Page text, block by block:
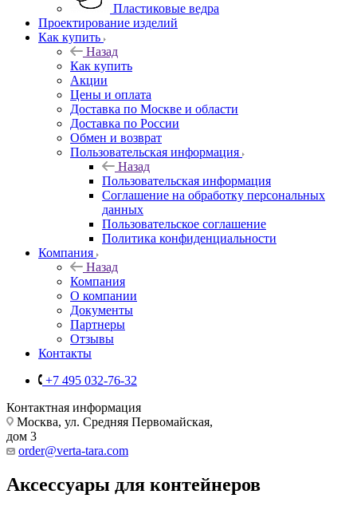
Пластиковые ведра
Проектирование изделий
Как купить
Назад
Как купить
Акции
Цены и оплата
Доставка по Москве и области
Доставка по России
Обмен и возврат
Пользовательская информация
Назад
Пользовательская информация
Соглашение на обработку персональных
данных
Пользовательское соглашение
Политика конфиденциальности
Компания
Назад
Компания
О компании
Документы
Партнеры
Отзывы
Контакты
+7 495 032-76-32
Контактная информация
Москва, ул. Средняя Первомайская,
дом 3
order@verta-tara.com
Аксессуары для контейнеров